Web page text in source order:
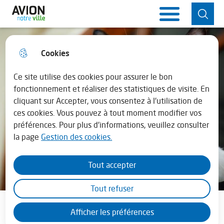
Cookies
Ce site utilise des cookies pour assurer le bon
fonctionnement et réaliser des statistiques de visite. En
cliquant sur Accepter, vous consentez à l'utilisation de
ces cookies. Vous pouvez à tout moment modifier vos
préférences. Pour plus d'informations, veuillez consulter
la page Gestion des cookies.
Afficher les préférences
Tout accepter
Tout refuser
Aller
au
menu
principal
Consulter
le plan du
site
Horaires de la mairie
Lundi : 13h30 - 17h30
Mardi au vendredi : 08h30 - 12h00 et de
13h45 - 17h30
En juillet - août la mairie est fermée le
Ville d'Avion
Protection animale
Les Ch'avionnais